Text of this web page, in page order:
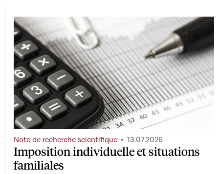
Imposition individuelle et situations
familiales
Note de recherche scientifique 13.07.2026